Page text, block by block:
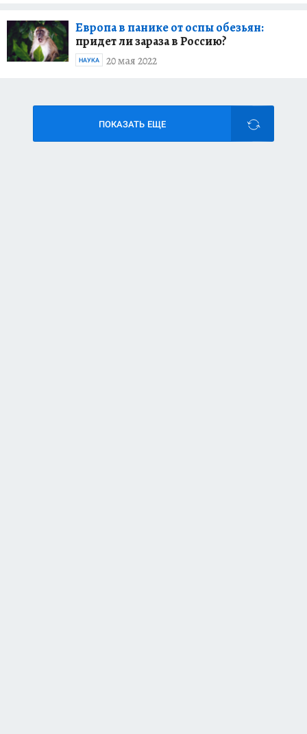
Европа в панике от оспы обезьян:
придет ли зараза в Россию?
20 мая 2022
НАУКА
ПОКАЗАТЬ ЕЩЕ